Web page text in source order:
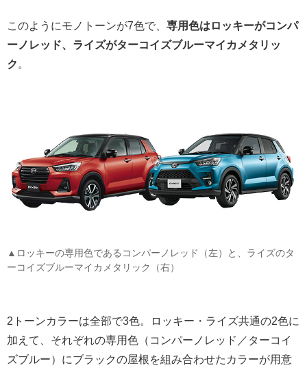
このようにモノトーンが7色で、 専用色はロッキーがコンパ
ーノレッド、ライズがターコイズブルーマイカメタリッ
ク 。
▲ロッキーの専用色であるコンパーノレッド（左）と、ライズのタ
ーコイズブルーマイカメタリック（右）
2トーンカラーは全部で3色。ロッキー・ライズ共通の2色に
加えて、それぞれの専用色（コンパーノレッド／ターコイ
ズブルー）にブラックの屋根を組み合わせたカラーが用意